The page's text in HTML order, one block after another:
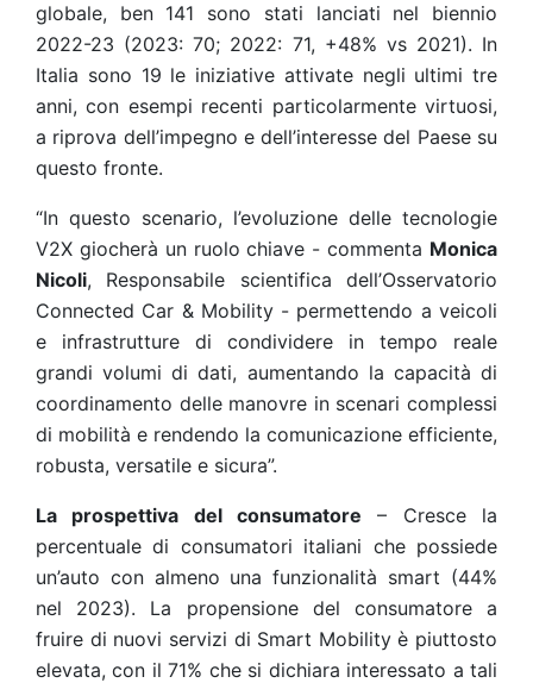
globale, ben 141 sono stati lanciati nel biennio
2022-23 (2023: 70; 2022: 71, +48% vs 2021). In
Italia sono 19 le iniziative attivate negli ultimi tre
anni, con esempi recenti particolarmente virtuosi,
a riprova dell’impegno e dell’interesse del Paese su
questo fronte.
“In questo scenario, l’evoluzione delle tecnologie
V2X giocherà un ruolo chiave - commenta Monica
Nicoli, Responsabile scientifica dell’Osservatorio
Connected Car & Mobility - permettendo a veicoli
e infrastrutture di condividere in tempo reale
grandi volumi di dati, aumentando la capacità di
coordinamento delle manovre in scenari complessi
di mobilità e rendendo la comunicazione efficiente,
robusta, versatile e sicura”.
La prospettiva del consumatore
– Cresce la
percentuale di consumatori italiani che possiede
un’auto con almeno una funzionalità smart (44%
nel 2023). La propensione del consumatore a
fruire di nuovi servizi di Smart Mobility è piuttosto
elevata, con il 71% che si dichiara interessato a tali